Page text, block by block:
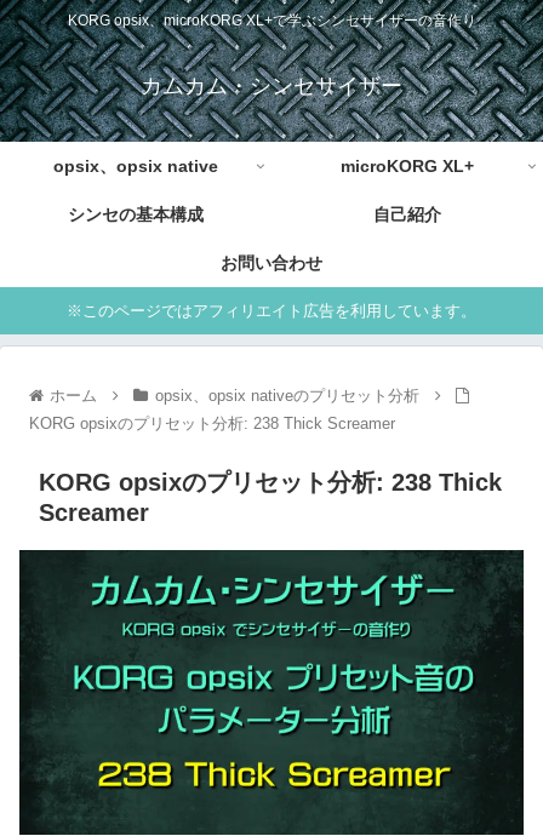
KORG opsix、microKORG XL+で学ぶシンセサイザーの音作り
カムカム・シンセサイザー
opsix、opsix native microKORG XL+
シンセの基本構成 自己紹介
お問い合わせ
※このページではアフィリエイト広告を利用しています。
ホーム
opsix、opsix nativeのプリセット分析
KORG opsixのプリセット分析: 238 Thick Screamer
KORG opsixのプリセット分析: 238 Thick
Screamer